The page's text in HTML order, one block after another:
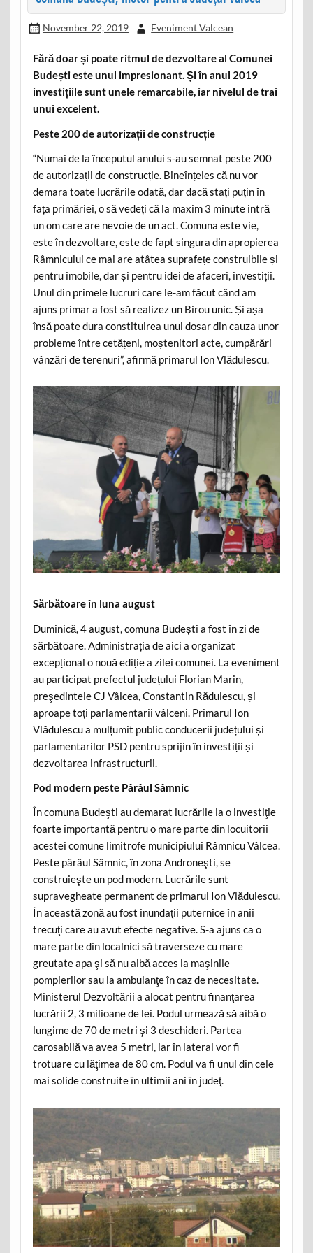
November 22, 2019 Eveniment Valcean
Fără doar și poate ritmul de dezvoltare al Comunei
Budești este unul impresionant. Și în anul 2019
investițiile sunt unele remarcabile, iar nivelul de trai
unui excelent.
Peste 200 de autorizații de construcție
“Numai de la începutul anului s-au semnat peste 200
de autorizații de construcție. Bineînțeles că nu vor
demara toate lucrările odată, dar dacă stați puțin în
fața primăriei, o să vedeți că la maxim 3 minute intră
un om care are nevoie de un act. Comuna este vie,
este în dezvoltare, este de fapt singura din apropierea
Râmnicului ce mai are atâtea suprafețe construibile și
pentru imobile, dar și pentru idei de afaceri, investiții.
Unul din primele lucruri care le-am făcut când am
ajuns primar a fost să realizez un Birou unic. Și așa
însă poate dura constituirea unui dosar din cauza unor
probleme între cetățeni, moștenitori acte, cumpărări
vânzări de terenuri”, afirmă primarul Ion Vlădulescu.
Sărbătoare în luna august
Duminică, 4 august, comuna Budești a fost în zi de
sărbătoare. Administrația de aici a organizat
excepțional o nouă ediție a zilei comunei. La eveniment
au participat prefectul județului Florian Marin,
preşedintele CJ Vâlcea, Constantin Rădulescu, și
aproape toți parlamentarii vâlceni. Primarul Ion
Vlădulescu a mulțumit public conducerii județului și
parlamentarilor PSD pentru sprijin în investiții și
dezvoltarea infrastructurii.
Pod modern peste Pârâul Sâmnic
În comuna Budeşti au demarat lucrările la o investiţie
foarte importantă pentru o mare parte din locuitorii
acestei comune limitrofe municipiului Râmnicu Vâlcea.
Peste pârâul Sâmnic, în zona Androneşti, se
construieşte un pod modern. Lucrările sunt
supravegheate permanent de primarul Ion Vlădulescu.
În această zonă au fost inundaţii puternice în anii
trecuţi care au avut efecte negative. S-a ajuns ca o
mare parte din localnici să traverseze cu mare
greutate apa şi să nu aibă acces la maşinile
pompierilor sau la ambulanţe în caz de necesitate.
Ministerul Dezvoltării a alocat pentru finanţarea
lucrării 2, 3 milioane de lei. Podul urmează să aibă o
lungime de 70 de metri şi 3 deschideri. Partea
carosabilă va avea 5 metri, iar în lateral vor fi
trotuare cu lăţimea de 80 cm. Podul va fi unul din cele
mai solide construite în ultimii ani în judeţ.